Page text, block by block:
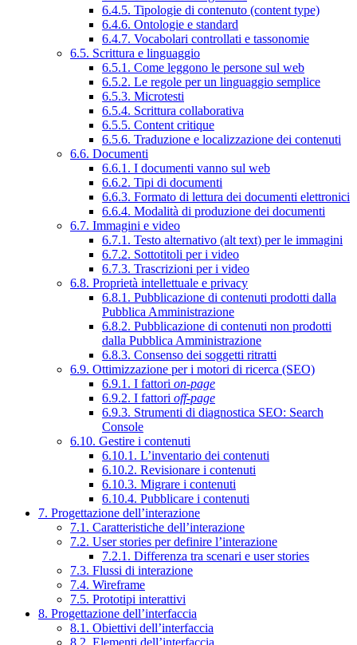
6.4.5. Tipologie di contenuto (content type)
6.4.6. Ontologie e standard
6.4.7. Vocabolari controllati e tassonomie
6.5. Scrittura e linguaggio
6.5.1. Come leggono le persone sul web
6.5.2. Le regole per un linguaggio semplice
6.5.3. Microtesti
6.5.4. Scrittura collaborativa
6.5.5. Content critique
6.5.6. Traduzione e localizzazione dei contenuti
6.6. Documenti
6.6.1. I documenti vanno sul web
6.6.2. Tipi di documenti
6.6.3. Formato di lettura dei documenti elettronici
6.6.4. Modalità di produzione dei documenti
6.7. Immagini e video
6.7.1. Testo alternativo (alt text) per le immagini
6.7.2. Sottotitoli per i video
6.7.3. Trascrizioni per i video
6.8. Proprietà intellettuale e privacy
6.8.1. Pubblicazione di contenuti prodotti dalla
Pubblica Amministrazione
6.8.2. Pubblicazione di contenuti non prodotti
dalla Pubblica Amministrazione
6.8.3. Consenso dei soggetti ritratti
6.9. Ottimizzazione per i motori di ricerca (SEO)
6.9.1. I fattori on-page
6.9.2. I fattori off-page
6.9.3. Strumenti di diagnostica SEO: Search
Console
6.10. Gestire i contenuti
6.10.1. L’inventario dei contenuti
6.10.2. Revisionare i contenuti
6.10.3. Migrare i contenuti
6.10.4. Pubblicare i contenuti
7. Progettazione dell’interazione
7.1. Caratteristiche dell’interazione
7.2. User stories per definire l’interazione
7.2.1. Differenza tra scenari e user stories
7.3. Flussi di interazione
7.4. Wireframe
7.5. Prototipi interattivi
8. Progettazione dell’interfaccia
8.1. Obiettivi dell’interfaccia
8.2. Elementi dell’interfaccia